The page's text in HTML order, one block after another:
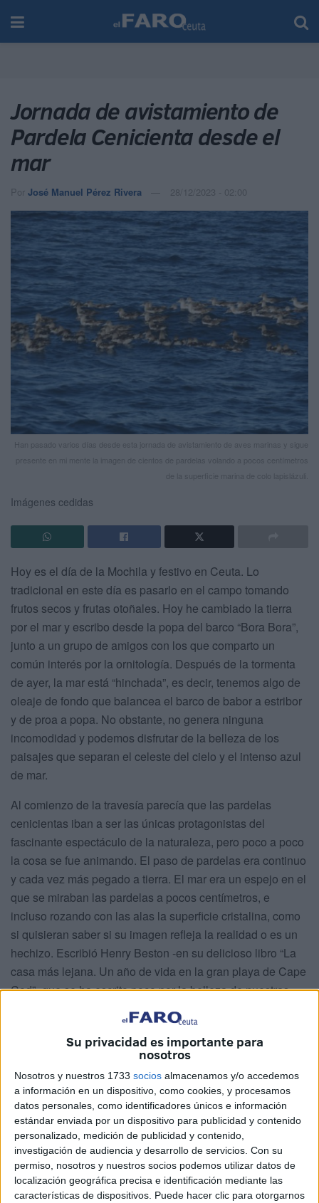
Su privacidad es importante para
nosotros
Nosotros y nuestros 1733 socios almacenamos y/o accedemos
a información en un dispositivo, como cookies, y procesamos
datos personales, como identificadores únicos e información
estándar enviada por un dispositivo para publicidad y contenido
personalizado, medición de publicidad y contenido,
investigación de audiencia y desarrollo de servicios. Con su
permiso, nosotros y nuestros socios podemos utilizar datos de
localización geográfica precisa e identificación mediante las
características de dispositivos. Puede hacer clic para otorgarnos
Jornada de avistamiento de
Pardela Cenicienta desde el
mar
Por José Manuel Pérez Rivera 28/12/2023 - 02:00
Han pasado varios días desde esta jornada de avistamiento de aves marinas y sigue
presente en mi mente la imagen de cientos de pardelas volando a pocos centímetros
de la superficie marina de colo lapislázuli.
Imágenes cedidas
Hoy es el día de la Mochila y festivo en Ceuta. Lo
tradicional en este día es pasarlo en el campo tomando
frutos secos y frutas otoñales. Hoy he cambiado la tierra
por el mar y escribo desde la popa del barco “Bora Bora”,
junto a un grupo de amigos con los que comparto un
común interés por la ornitología. Después de la tormenta
de ayer, la mar está “hinchada”, es decir, tenemos algo de
oleaje de fondo que balancea el barco de babor a estribor
y de proa a popa. No obstante, no genera ninguna
incomodidad y podemos disfrutar de la belleza de los
paisajes que separan el celeste del cielo y el intenso azul
de mar.
Al comienzo de la travesía parecía que las pardelas
cenicientas iban a ser las únicas protagonistas del
fascinante espectáculo de la naturaleza, pero poco a poco
la cosa se fue animando. El paso de pardelas era continuo
y cada vez más pegado a tierra. El mar era un espejo en el
que se miraban las pardelas a pocos centímetros, e
incluso rozando con las alas la superficie cristalina, como
si quisieran saber si su imagen refleja la realidad o es un
hechizo. Escribió Henry Beston -en su delicioso libro “La
casa más lejana. Un año de vida en la gran playa de Cape
Cod”- que se ha escrito poco por la belleza de nuestras
aves. “Existen”, según H. Beston, “montones de libros
sobre ellas, un sinfín de buena gente que las aprecia y las
ama en tanto que aves, pero faltan publicaciones y foros
que ensalcen las cualidades de su belleza”. También
afirmó que “nadie conoce de verdad a un ave hasta que la
ha visto volar”. En el caso de las pardelas, éstas vuelan
formando una ancha tubería a gran velocidad con la
mirada fija en el horizonte y tan cerca de la superficie que
es un milagro que no se mojen.